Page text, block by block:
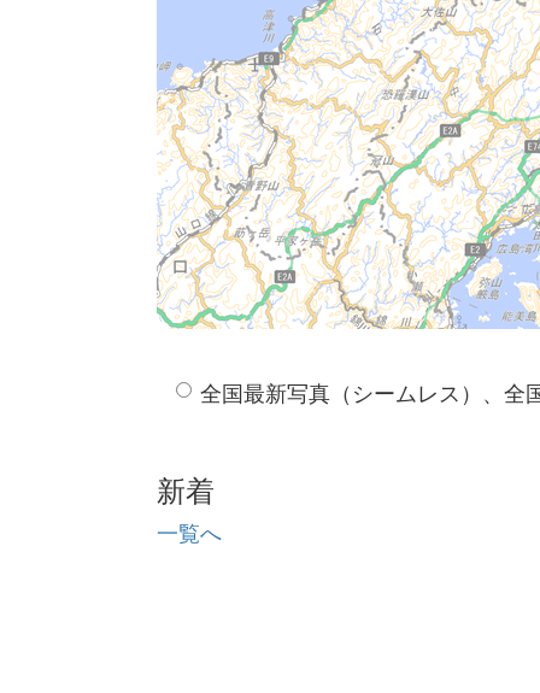
全国最新写真（シームレス）、全
新着
一覧へ